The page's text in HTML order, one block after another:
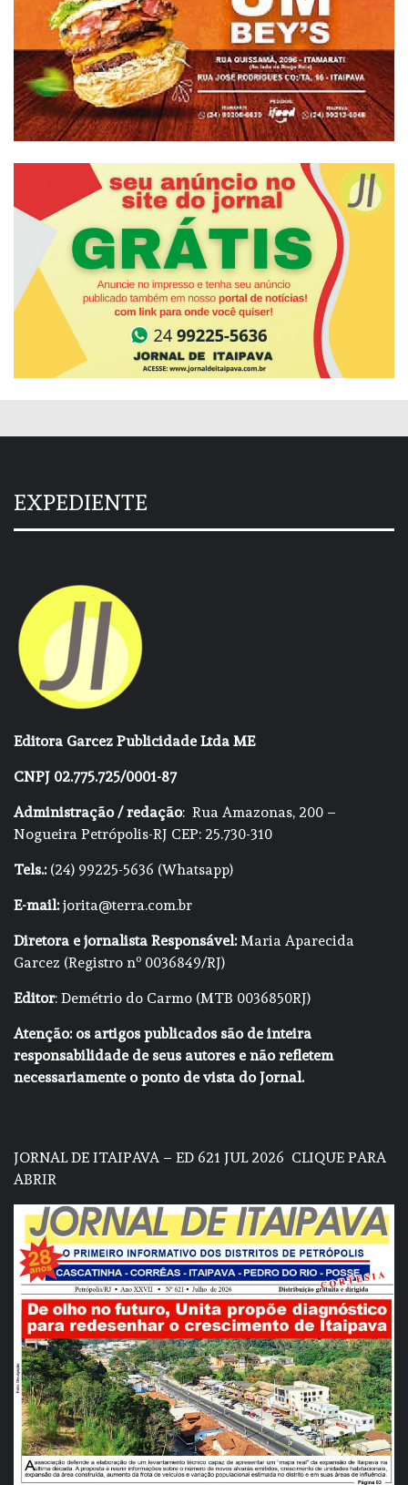
EXPEDIENTE
Editora Garcez Publicidade Ltda ME
CNPJ 02.775.725/0001-87
Administração / redação: Rua Amazonas, 200 –
Nogueira Petrópolis-RJ CEP: 25.730-310
Tels.:(24) 99225-5636 (Whatsapp)
E-mail:jorita@terra.com.br
Diretora e jornalista Responsável:Maria Aparecida
Garcez (Registro nº 0036849/RJ)
Editor: Demétrio do Carmo (MTB 0036850RJ)
Atenção: os artigos publicados são de inteira
responsabilidade de seus autores e não refletem
necessariamente o ponto de vista do Jornal.
JORNAL DE ITAIPAVA – ED 621 JUL 2026 CLIQUE PARA
ABRIR